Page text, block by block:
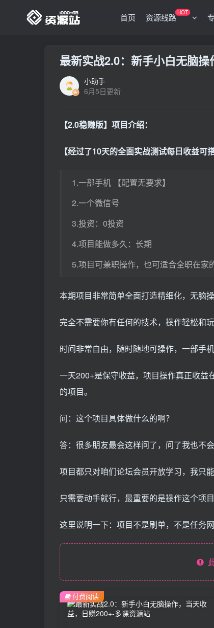
首页 资源线路HOT
最新实战2.0：新手小白无脑
小助手
6月5日更新
【2.0稳赚版】项目介绍：
【经过了10天的全面实战测试每日收益可
1.一部手机 【配置无要求】
2.一个微信号
3.投资：0投资
4.项目能做多久：长期
5.项目可兼职操作，也可适合全职在家
本期项目非常简单全面打造精细化，无脑
完全不需要你有任何的技术，操作轻松和
时间非常自由，随时随地可操作，一部手
一天200+是保守收益，项目操作真正收益
的项目。
问：这个项目具体做什么的啊？
答：很多朋友最会这样问了，问了我也不会
项目都只对咱们论坛会员开放学习，我只
只需要动手就行，最重要的是操作这个项
这里说明一下：项目不是刷单，不是任务
付费阅读